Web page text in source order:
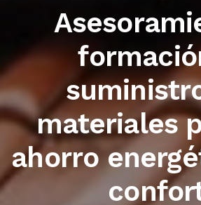
Trabajamos
primeras
sector